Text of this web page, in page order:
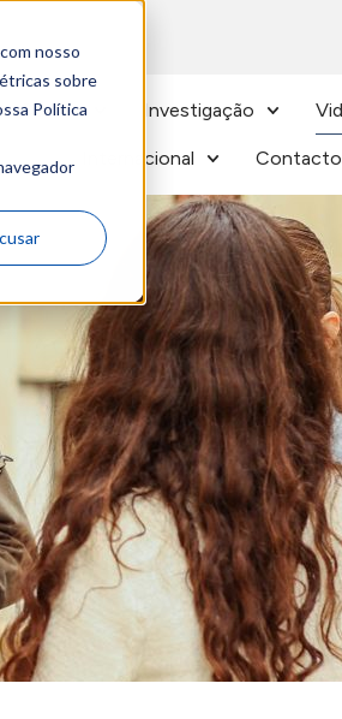
nosso
sobre
Política
Cursos Investigação
Internacional